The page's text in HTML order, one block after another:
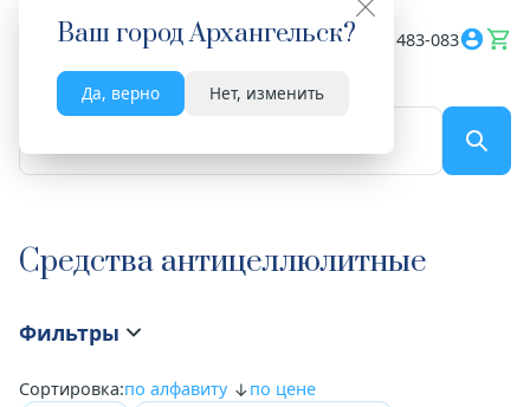
Ваш городАрхангельск?
Да, верно Нет, изменить
Весь сайт 8182 483-083
Средства антицеллюлитные
Фильтры
Сортировка:по алфавиту по цене